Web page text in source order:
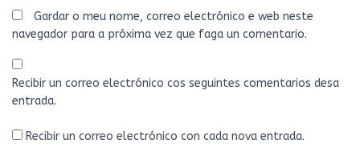
Gardar o meu nome, correo electrónico e web neste
navegador para a próxima vez que faga un comentario.
Recibir un correo electrónico cos seguintes comentarios desa
entrada.
Recibir un correo electrónico con cada nova entrada.